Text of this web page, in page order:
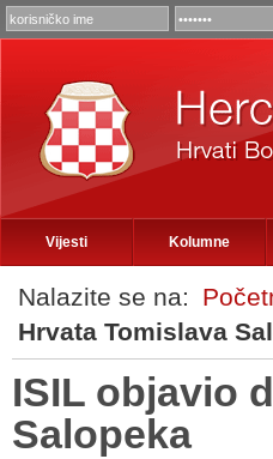
Vijesti Kolumne
Nalazite se na:
Hrvata Tomislava
ISIL objavio
Salopeka